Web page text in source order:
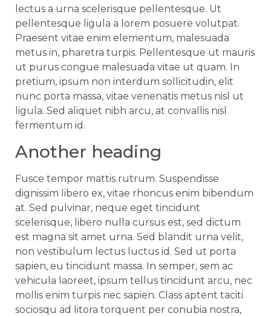
lectus a urna scelerisque pellentesque. Ut
pellentesque ligula a lorem posuere volutpat.
Praesent vitae enim elementum, malesuada
metus in, pharetra turpis. Pellentesque ut mauris
ut purus congue malesuada vitae ut quam. In
pretium, ipsum non interdum sollicitudin, elit
nunc porta massa, vitae venenatis metus nisl ut
ligula. Sed aliquet nibh arcu, at convallis nisl
fermentum id.
Another heading
Fusce tempor mattis rutrum. Suspendisse
dignissim libero ex, vitae rhoncus enim bibendum
at. Sed pulvinar, neque eget tincidunt
scelerisque, libero nulla cursus est, sed dictum
est magna sit amet urna. Sed blandit urna velit,
non vestibulum lectus luctus id. Sed ut porta
sapien, eu tincidunt massa. In semper, sem ac
vehicula laoreet, ipsum tellus tincidunt arcu, nec
mollis enim turpis nec sapien. Class aptent taciti
sociosqu ad litora torquent per conubia nostra,